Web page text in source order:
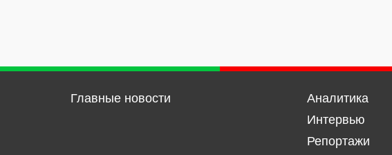
Главные новости
Аналитика
Интервью
Репортажи